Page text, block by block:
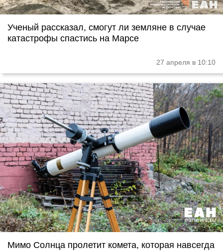
Ученый рассказал, смогут ли земляне в случае
катастрофы спастись на Марсе
27 апреля в 10:10
Мимо Солнца пролетит комета, которая навсегда